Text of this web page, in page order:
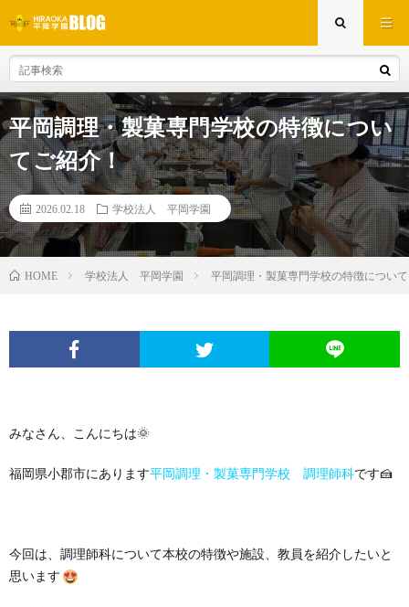
平岡調理・製菓専門学校の特徴につい
てご紹介！
2026.02.18 学校法人 平岡学園
HOME 学校法人 平岡学園 平岡調理・製菓専門学校の特徴につい
みなさん、こんにちは🌞
福岡県小郡市にあります平岡調理・製菓専門学校 調理師科です🍰
今回は、調理師科について本校の特徴や施設、教員を紹介したいと
思います